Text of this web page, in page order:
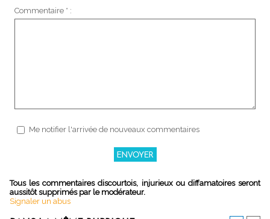
Commentaire * :
Me notifier l'arrivée de nouveaux commentaires
Tous les commentaires discourtois, injurieux ou diffamatoires seront
aussitôt supprimés par le modérateur.
Signaler un abus